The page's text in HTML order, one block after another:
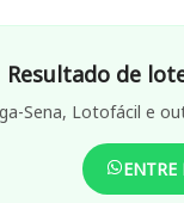
Resultado de
Sena, Lotofácil e